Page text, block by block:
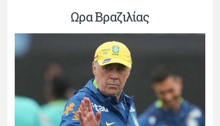
Ωρα Βραζιλίας